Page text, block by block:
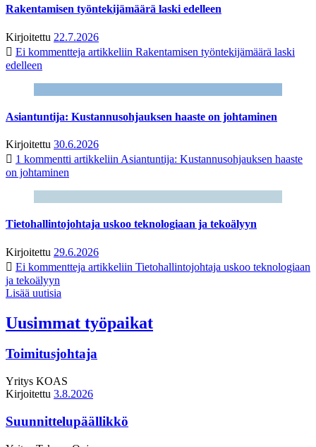
Rakentamisen työntekijämäärä laski edelleen
Kirjoitettu 22.7.2026
Ei kommentteja artikkeliin Rakentamisen työntekijämäärä laski
edelleen
Asiantuntija: Kustannusohjauksen haaste on johtaminen
Kirjoitettu 30.6.2026
1 kommentti artikkeliin Asiantuntija: Kustannusohjauksen haaste
on johtaminen
Tietohallintojohtaja uskoo teknologiaan ja tekoälyyn
Kirjoitettu 29.6.2026
Ei kommentteja artikkeliin Tietohallintojohtaja uskoo teknologiaan
ja tekoälyyn
Lisää uutisia
Uusimmat työpaikat
Toimitusjohtaja
Yritys KOAS
Kirjoitettu 3.8.2026
Suunnittelupäällikkö